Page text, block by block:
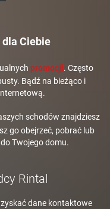
Ciebie
promocji. Często
Bądź na bieżąco i
schodów znajdziesz
go obejrzeć, pobrać lub
Twojego domu.
Rintal
dane kontaktowe